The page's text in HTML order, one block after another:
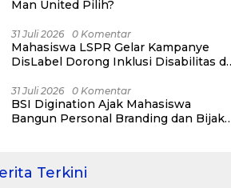
Man United Pilih?
31 Juli 2026 0 Komentar
Mahasiswa LSPR Gelar Kampanye
DisLabel Dorong Inklusi Disabilitas di
31 Juli 2026 0 Komentar
BSI Digination Ajak Mahasiswa
Bangun Personal Branding dan Bijak
Terkini